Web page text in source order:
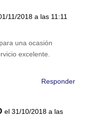
11/2018 a las 11:11
una ocasión
excelente.
Responder
el 31/10/2018 a las